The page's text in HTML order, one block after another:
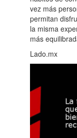
vez más
permitan
la misma
más
Lado.mx